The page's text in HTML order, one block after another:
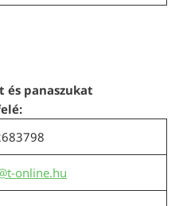
és panaszukat
online.hu